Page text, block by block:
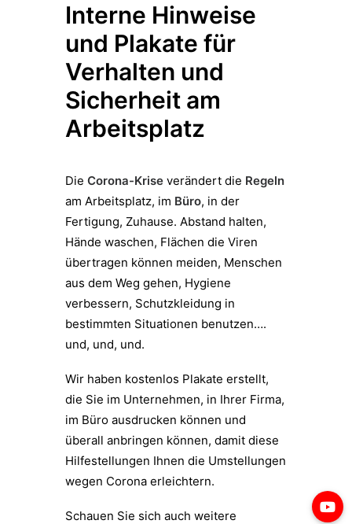
Interne Hinweise
und Plakate für
Verhalten und
Sicherheit am
Arbeitsplatz
Die Corona-Krise verändert die Regeln
am Arbeitsplatz, im Büro, in der
Fertigung, Zuhause. Abstand halten,
Hände waschen, Flächen die Viren
übertragen können meiden, Menschen
aus dem Weg gehen, Hygiene
verbessern, Schutzkleidung in
bestimmten Situationen benutzen….
und, und, und.
Wir haben kostenlos Plakate erstellt,
die Sie im Unternehmen, in Ihrer Firma,
im Büro ausdrucken können und
überall anbringen können, damit diese
Hilfestellungen Ihnen die Umstellungen
wegen Corona erleichtern.
Schauen Sie sich auch weitere